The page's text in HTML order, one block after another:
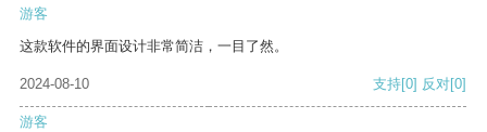
游客
这款软件的界面设计非常简洁，一目了然。
2024-08-10 支持[0] 反对[0]
游客